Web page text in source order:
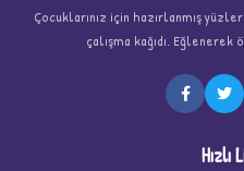
Çocuklarınız için hazırlanmış
çalışma kağıdı.